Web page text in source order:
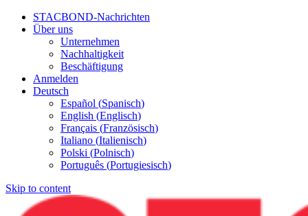
STACBOND-Nachrichten
Über uns
Unternehmen
Nachhaltigkeit
Beschäftigung
Anmelden
Deutsch
Español (Spanisch)
English (Englisch)
Français (Französisch)
Italiano (Italienisch)
Polski (Polnisch)
Português (Portugiesisch)
Skip to content